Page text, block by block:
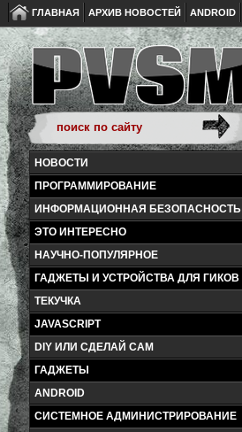
ГЛАВНАЯ АРХИВ НОВОСТЕЙ ANDROID
НОВОСТИ
ПРОГРАММИРОВАНИЕ
ИНФОРМАЦИОННАЯ БЕЗОПАСНОСТЬ
ЭТО ИНТЕРЕСНО
НАУЧНО-ПОПУЛЯРНОЕ
ГАДЖЕТЫ И УСТРОЙСТВА ДЛЯ ГИКОВ
ТЕКУЧКА
JAVASCRIPT
DIY ИЛИ СДЕЛАЙ САМ
ГАДЖЕТЫ
ANDROID
СИСТЕМНОЕ АДМИНИСТРИРОВАНИЕ